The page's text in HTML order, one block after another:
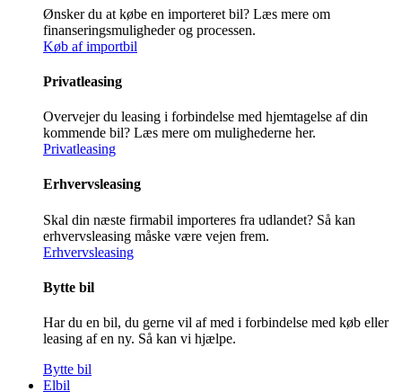
Ønsker du at købe en importeret bil? Læs mere om
finanseringsmuligheder og processen.
Køb af importbil
Privatleasing
Overvejer du leasing i forbindelse med hjemtagelse af din
kommende bil? Læs mere om mulighederne her.
Privatleasing
Erhvervsleasing
Skal din næste firmabil importeres fra udlandet? Så kan
erhvervsleasing måske være vejen frem.
Erhvervsleasing
Bytte bil
Har du en bil, du gerne vil af med i forbindelse med køb eller
leasing af en ny. Så kan vi hjælpe.
Bytte bil
Elbil